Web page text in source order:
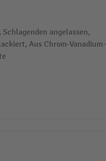
angelassen,
Aus Chrom-Vanadium-